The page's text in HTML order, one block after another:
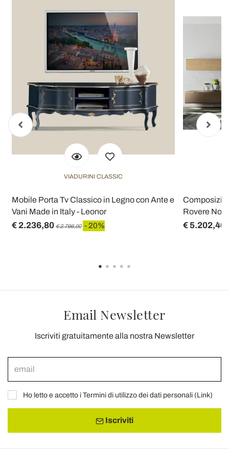
VIADURINI CLASSIC
Mobile Porta Tv Classico in Legno con Ante e
Vani Made in Italy - Leonor
€ 2.236,80 € 2.796,00 - 20%
Rovere
€ 5.202,40
Email Newsletter
Iscriviti gratuitamente alla nostra Newsletter
Ho letto e accetto i Termini di utilizzo dei dati personali (Link)
Iscriviti